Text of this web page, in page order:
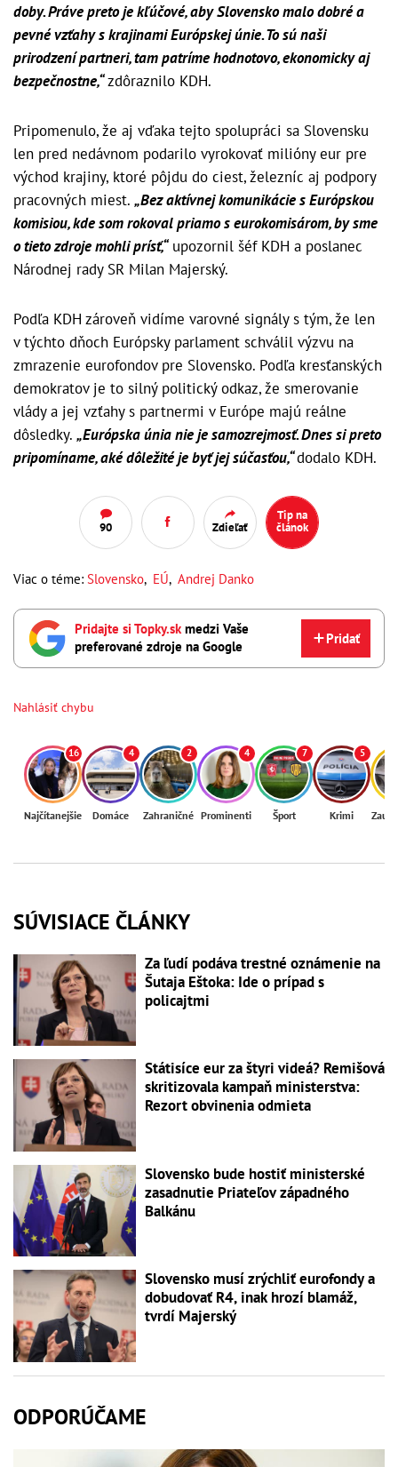
doby. Práve preto je kľúčové, aby Slovensko malo dobré a
pevné vzťahy s krajinami Európskej únie. To sú naši
prirodzení partneri, tam patríme hodnotovo, ekonomicky aj
bezpečnostne,“zdôraznilo KDH.
Pripomenulo, že aj vďaka tejto spolupráci sa Slovensku
len pred nedávnom podarilo vyrokovať milióny eur pre
východ krajiny, ktoré pôjdu do ciest, železníc aj podpory
pracovných miest. „Bez aktívnej komunikácie s Európskou
komisiou, kde som rokoval priamo s eurokomisárom, by sme
o tieto zdroje mohli prísť,“upozornil šéf KDH a poslanec
Národnej rady SR Milan Majerský.
Podľa KDH zároveň vidíme varovné signály s tým, že len
v týchto dňoch Európsky parlament schválil výzvu na
zmrazenie eurofondov pre Slovensko. Podľa kresťanských
demokratov je to silný politický odkaz, že smerovanie
vlády a jej vzťahy s partnermi v Európe majú reálne
dôsledky. „Európska únia nie je samozrejmosť. Dnes si preto
pripomíname, aké dôležité je byť jej súčasťou,“dodalo KDH.
90 Zdieľať
Tip na
článok
Viac o téme: Slovensko, EÚ, Andrej Danko
Pridajte si Topky.skmedzi Vaše
preferované zdroje na Google
Pridať
Nahlásiť chybu
16
Najčítanejšie
4
Domáce
2
Zahraničné
4
Prominenti
7
Šport
5
Krimi
SÚVISIACE ČLÁNKY
Za ľudí podáva trestné oznámenie na
Šutaja Eštoka: Ide o prípad s
policajtmi
Státisíce eur za štyri videá? Remišová
skritizovala kampaň ministerstva:
Rezort obvinenia odmieta
Slovensko bude hostiť ministerské
zasadnutie Priateľov západného
Balkánu
Slovensko musí zrýchliť eurofondy a
dobudovať R4, inak hrozí blamáž,
tvrdí Majerský
ODPORÚČAME